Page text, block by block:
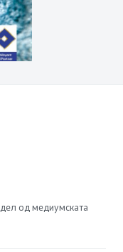
од медиумската